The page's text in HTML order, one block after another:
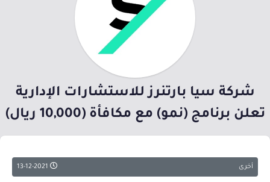
شركة سيا بارتنرز للاستشارات الإدارية
تعلن برنامج (نمو) مع مكافأة (10,000 ريال)
أخرى